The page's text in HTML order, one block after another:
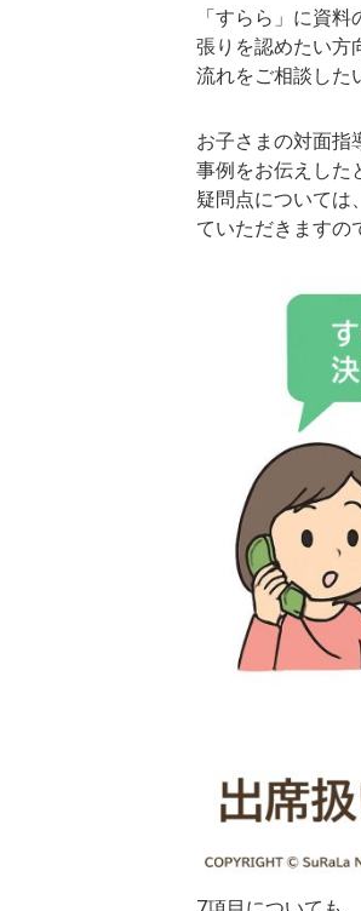
「すらら」に資
張りを認めたい方
流れをご相談した
お子さまの対面指
事例をお伝えした
疑問点については
ていただきますの